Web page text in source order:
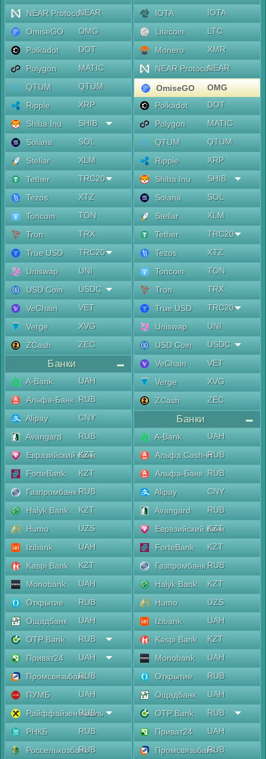
NEAR ProtocolNEAR
OmiseGO
OMG
Polkadot
DOT
Polygon
MATIC
QTUM
QTUM
Ripple
XRP
Shiba Inu
SHIB
Solana
SOL
Stellar
XLM
Tether
TRC20
Tezos
XTZ
Toncoin
TON
Tron
TRX
True USD
TRC20
Uniswap
UNI
USD Coin
USDC
VeChain
VET
Verge
XVG
ZCash
ZEC
Банки
A-Bank
UAH
Альфа-Банк RUB
Alipay
CNY
Avangard
RUB
Евразийский банк
KZT
ForteBank
KZT
Газпромбанк RUB
Halyk Bank
KZT
Humo
UZS
Izibank
UAH
Kaspi Bank
KZT
Monobank
UAH
Открытие
RUB
Ощадбанк
UAH
OTP Bank
RUB
Приват24
UAH
ПромсвязьбанкRUB
ПУМБ
UAH
Райффайзен Аваль
RUB
РНКБ
RUB
РоссельхозбанкRUB
IOTA
IOTA
Litecoin
LTC
Monero
XMR
NEAR ProtocolNEAR
OmiseGO
OMG
Polkadot
DOT
Polygon
MATIC
QTUM
QTUM
Ripple
XRP
Shiba Inu
SHIB
Solana
SOL
Stellar
XLM
Tether
TRC20
Tezos
XTZ
Toncoin
TON
Tron
TRX
True USD
TRC20
Uniswap
UNI
USD Coin
USDC
VeChain
VET
Verge
XVG
ZCash
ZEC
Банки
A-Bank
UAH
Альфа Cash-inRUB
Альфа-Банк RUB
Alipay
CNY
Avangard
RUB
Евразийский банк
KZT
ForteBank
KZT
Газпромбанк RUB
Halyk Bank
KZT
Humo
UZS
Izibank
UAH
Kaspi Bank
KZT
Monobank
UAH
Открытие
RUB
Ощадбанк
UAH
OTP Bank
RUB
Приват24
UAH
ПромсвязьбанкRUB